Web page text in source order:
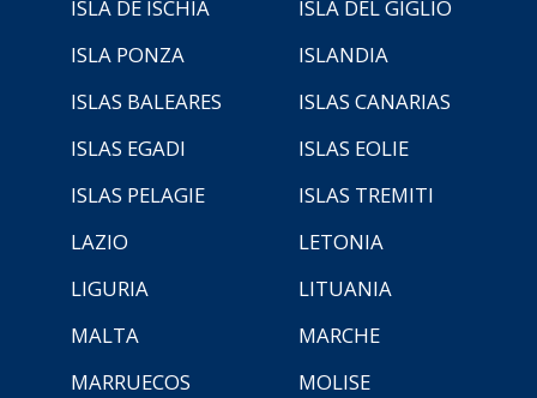
ISLA DE ISCHIA
ISLA DEL GIGLIO
ISLA PONZA
ISLANDIA
ISLAS BALEARES
ISLAS CANARIAS
ISLAS EGADI
ISLAS EOLIE
ISLAS PELAGIE
ISLAS TREMITI
LAZIO
LETONIA
LIGURIA
LITUANIA
MALTA
MARCHE
MARRUECOS
MOLISE